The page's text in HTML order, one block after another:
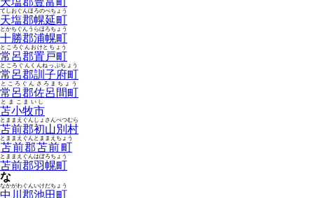
天塩郡幌延町
てしおぐんほろのべちょう
十勝郡浦幌町
とかちぐんうらほろちょう
常呂郡置戸町
ところぐんおけとちょう
常呂郡訓子府町
ところぐんくんねっぷちょう
常呂郡佐呂間町
ところぐんさろまちょう
苫小牧市
とまこまいし
苫前郡初山別村
とままえぐんしょさんべつむら
苫前郡苫前町
とままえぐんとままえちょう
苫前郡羽幌町
とままえぐんはぼろちょう
な
中川郡池田町
なかがわぐんいけだちょう